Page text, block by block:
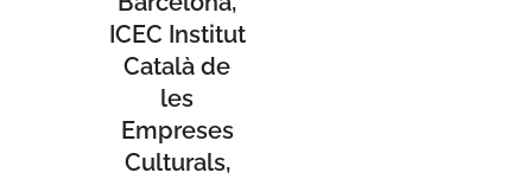
ICEC Institut
Català de
les
Empreses
Culturals,